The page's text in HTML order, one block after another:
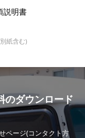
説明書
紙含む)
のダウンロード
ページ(コンタクト方